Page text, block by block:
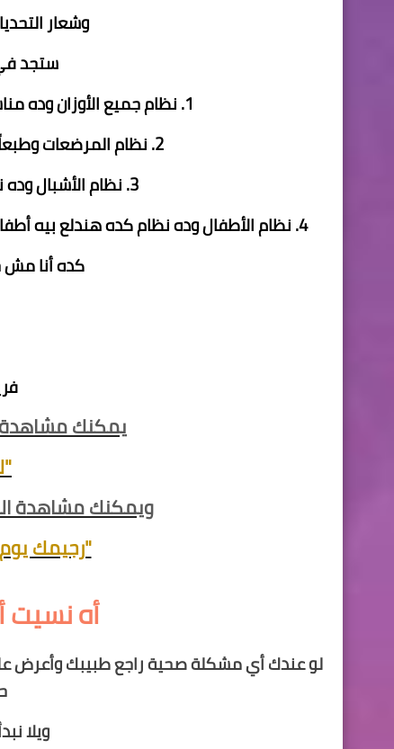
وشعار
ستجد في
1. نظام جميع الأوزان وده مناسب للناس العادية الي سنها أكتر من 16 سنة
2. نظام المرضعات وطبعاً من أسمه تعرف أنه مناسبب للمرضعات
3. نظام الأشبال وده نظام للشباب من سن 11 حتى 16 سنة
4. نظام الأطفال وده نظام كده هندلع بيه أطفالنا مليان أكل مفيد وده ممكن للأطفال من سن 5 حتى 11 سنة
كده أنا مش
يمكنك مشاهدة
ويمكنك مشاهدة
"رجيمك
أه
لو عندك أي مشكلة صحية راجع طبيبك وأعرض
ويلا